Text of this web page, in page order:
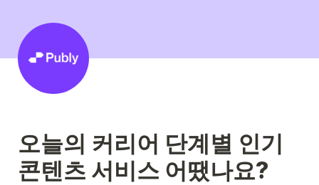
오늘의 커리어 단계별 인기
콘텐츠 서비스 어땠나요?